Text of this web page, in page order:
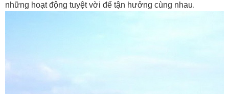
những hoạt động tuyệt vời để tận hưởng cùng nhau.